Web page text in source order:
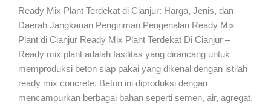
Ready Mix Plant Terdekat di Cianjur: Harga, Jenis, dan
Daerah Jangkauan Pengiriman Pengenalan Ready Mix
Plant di Cianjur Ready Mix Plant Terdekat Di Cianjur –
Ready mix plant adalah fasilitas yang dirancang untuk
memproduksi beton siap pakai yang dikenal dengan istilah
ready mix concrete. Beton ini diproduksi dengan
mencampurkan berbagai bahan seperti semen, air, agregat,